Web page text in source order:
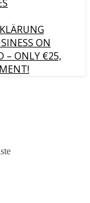
ON
– ONLY €25,